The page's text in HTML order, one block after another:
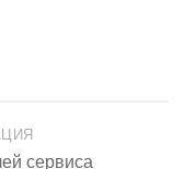
сервиса